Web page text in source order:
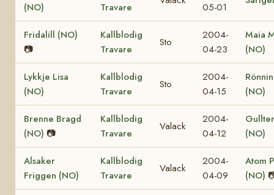
(NO)
Travare
05-01
Fridalill (NO)
📷
Kallblodig
Travare
Sto
2004-
04-23
Maia
(NO)
Lykkje Lisa
(NO)
Kallblodig
Travare
Sto
2004-
04-15
(NO)
Brenne Bragd
(NO) 📷
Kallblodig
Travare
Valack
2004-
04-12
(NO)
Alsaker
Friggen (NO)
Kallblodig
Travare
Valack
2004-
04-09
Atom
(NO)